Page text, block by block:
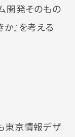
開発そのもの
』を考える
東京情報デザ